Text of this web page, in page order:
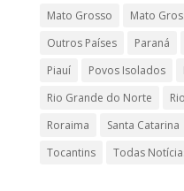
Mato Grosso
Mato
Outros Países
Paraná
Piauí
Povos Isolados
Rio Grande do Norte
Roraima
Santa Catarina
Tocantins
Todas